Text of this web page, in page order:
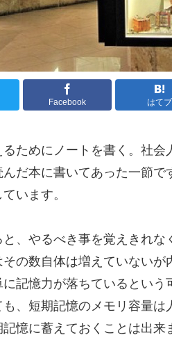
Facebook はてブ
るためにノートを書く。社
んだ本に書いてあった一節
います。
、やるべき事を覚えきれ
その数自体は増えていない
記憶力が落ちているという
も、短期記憶のメモリ容量
憶に蓄えておくことは出